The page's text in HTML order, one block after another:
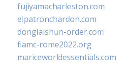
fujiyamacharleston.com
elpatronchardon.com
donglaishun-order.com
fiamc-rome2022.org
mariceworldessentials.com